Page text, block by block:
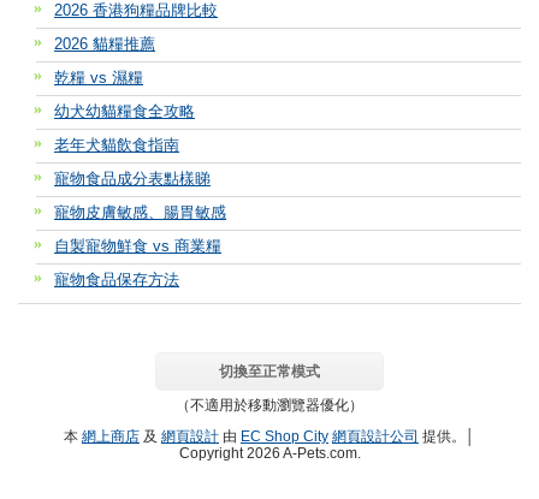
2026 香港狗糧品牌比較
2026 貓糧推薦
乾糧 vs 濕糧
幼犬幼貓糧食全攻略
老年犬貓飲食指南
寵物食品成分表點樣睇
寵物皮膚敏感、腸胃敏感
自製寵物鮮食 vs 商業糧
寵物食品保存方法
切換至正常模式
（不適用於移動瀏覽器優化）
本 網上商店 及 網頁設計 由 EC Shop City 網頁設計公司 提供。│
Copyright 2026 A-Pets.com.